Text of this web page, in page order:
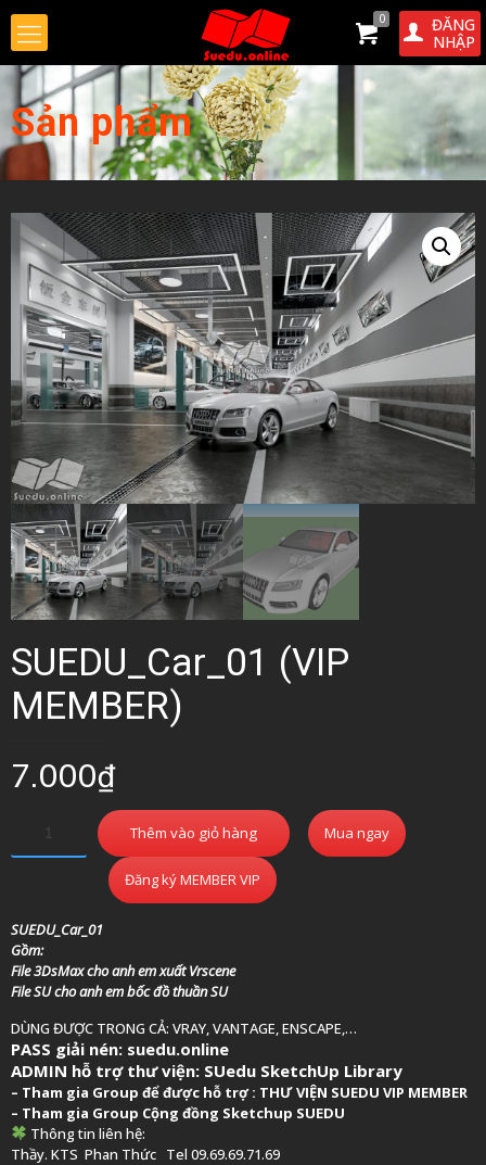
0
ĐĂNG
NHẬP
Sản phẩm
SUEDU_Car_01 (VIP
MEMBER)
7.000₫
Thêm vào giỏ hàng Mua ngay
Đăng ký MEMBER VIP
SUEDU_Car_01
Gồm:
File 3DsMax cho anh em xuất Vrscene
File SU cho anh em bốc đồ thuần SU
DÙNG ĐƯỢC TRONG CẢ: VRAY, VANTAGE, ENSCAPE,…
PASS giải nén: suedu.online
ADMIN hỗ trợ thư viện: SUedu SketchUp Library
– Tham gia Group để được hỗ trợ : THƯ VIỆN SUEDU VIP MEMBER
– Tham gia Group Cộng đồng Sketchup SUEDU
Thông tin liên hệ:
Thầy. KTS Phan Thức Tel 09.69.69.71.69